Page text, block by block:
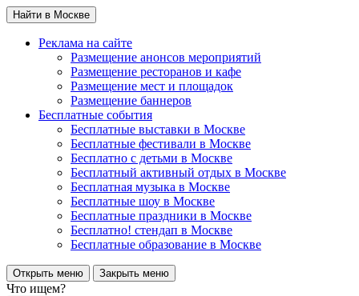
Найти в Москве
Реклама на сайте
Размещение анонсов мероприятий
Размещение ресторанов и кафе
Размещение мест и площадок
Размещение баннеров
Бесплатные события
Бесплатные выставки в Москве
Бесплатные фестивали в Москве
Бесплатно с детьми в Москве
Бесплатный активный отдых в Москве
Бесплатная музыка в Москве
Бесплатные шоу в Москве
Бесплатные праздники в Москве
Бесплатно! стендап в Москве
Бесплатные образование в Москве
Открыть меню Закрыть меню
Что ищем?